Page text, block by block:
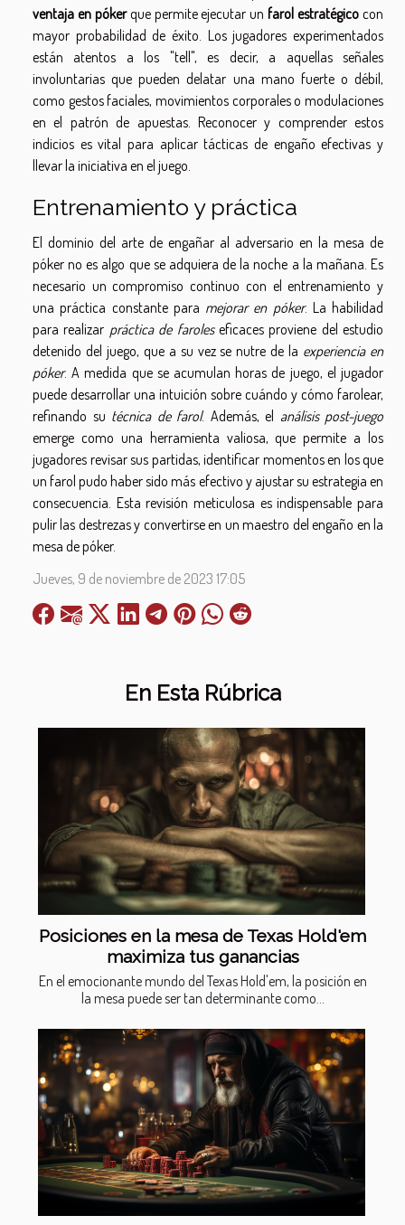
En Esta Rúbrica
Posiciones en la mesa de Texas Hold'em
maximiza tus ganancias
En el emocionante mundo del Texas Hold'em, la posición en
la mesa puede ser tan determinante como...
ventaja en pókerque permite ejecutar unfarol estratégico con
mayor probabilidad de éxito. Los jugadores experimentados
están atentos a los "tell", es decir, a aquellas señales
involuntarias que pueden delatar una mano fuerte o débil,
como gestos faciales, movimientos corporales o modulaciones
en el patrón de apuestas. Reconocer y comprender estos
indicios es vital para aplicar tácticas de engaño efectivas y
llevar la iniciativa en el juego.
Entrenamiento y práctica
El dominio del arte de engañar al adversario en la mesa de
póker no es algo que se adquiera de la noche a la mañana. Es
necesario un compromiso continuo con el entrenamiento y
una práctica constante para mejorar en póker. La habilidad
para realizar práctica de faroleseficaces proviene del estudio
detenido del juego, que a su vez se nutre de la experiencia en
póker. A medida que se acumulan horas de juego, el jugador
puede desarrollar una intuición sobre cuándo y cómo farolear,
refinando su técnica de farol. Además, el análisis post-juego
emerge como una herramienta valiosa, que permite a los
jugadores revisar sus partidas, identificar momentos en los que
un farol pudo haber sido más efectivo y ajustar su estrategia en
consecuencia. Esta revisión meticulosa es indispensable para
pulir las destrezas y convertirse en un maestro del engaño en la
mesa de póker.
Jueves, 9 de noviembre de 2023 17:05